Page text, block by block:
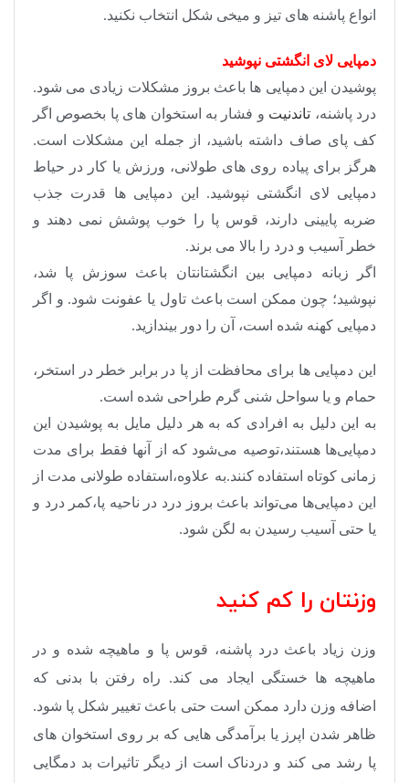
انواع پاشنه های تیز و میخی شکل انتخاب نکنید.
دمپایی لای انگشتی نپوشید
پوشیدن این دمپایی ها باعث بروز مشکلات زیادی می شود.
درد پاشنه، تاندنیت و فشار به استخوان های پا بخصوص اگر
کف پای صاف داشته باشید، از جمله این مشکلات است.
هرگز برای پیاده روی های طولانی، ورزش یا کار در حیاط
دمپایی لای انگشتی نپوشید. این دمپایی ها قدرت جذب
ضربه پایینی دارند، قوس پا را خوب پوشش نمی دهند و
خطر آسیب و درد را بالا می برند.
اگر زبانه دمپایی بین انگشتانتان باعث سوزش پا شد،
نپوشید؛ چون ممکن است باعث تاول یا عفونت شود. و اگر
دمپایی کهنه شده است، آن را دور بیندازید.
این دمپایی ها برای محافظت از پا در برابر خطر در استخر،
حمام و یا سواحل شنی گرم طراحی شده است.
به این دلیل به افرادی که به هر دلیل مایل به پوشیدن این
دمپایی‌‌ها هستند،توصیه می‌شود که از آنها فقط برای مدت
زمانی کوتاه استفاده کنند.به علاوه،استفاده طولانی مدت از
این دمپایی‌ها می‌تواند باعث بروز درد در ناحیه پا،کمر درد و
یا حتی آسیب رسیدن به لگن شود.
وزنتان را کم کنید
وزن زیاد باعث درد پاشنه، قوس پا و ماهیچه شده و در
ماهیچه ها خستگی ایجاد می کند. راه رفتن با بدنی که
اضافه وزن دارد ممکن است حتی باعث تغییر شکل پا شود.
ظاهر شدن اپرز یا برآمدگی هایی که بر روی استخوان های
پا رشد می کند و دردناک است از دیگر تاثیرات بد دمگایی